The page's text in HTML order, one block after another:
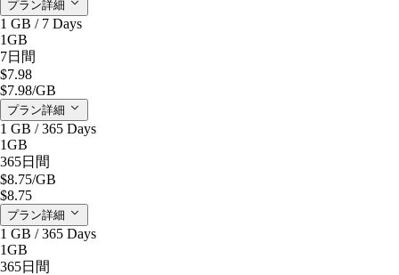
プラン詳細
1 GB / 7 Days
1GB
7日間
$7.98
$7.98/GB
プラン詳細
1 GB / 365 Days
1GB
365日間
$8.75/GB
$8.75
プラン詳細
1 GB / 365 Days
1GB
365日間